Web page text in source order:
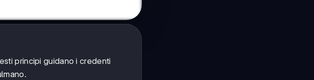
principi guidano i credenti